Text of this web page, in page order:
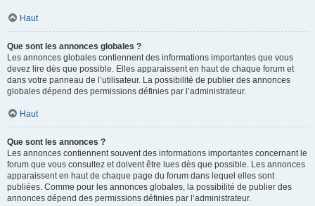
Haut
Que sont les annonces globales ?
Les annonces globales contiennent des informations importantes que vous
devez lire dès que possible. Elles apparaissent en haut de chaque forum et
dans votre panneau de l’utilisateur. La possibilité de publier des annonces
globales dépend des permissions définies par l’administrateur.
Haut
Que sont les annonces ?
Les annonces contiennent souvent des informations importantes concernant le
forum que vous consultez et doivent être lues dès que possible. Les annonces
apparaissent en haut de chaque page du forum dans lequel elles sont
publiées. Comme pour les annonces globales, la possibilité de publier des
annonces dépend des permissions définies par l’administrateur.